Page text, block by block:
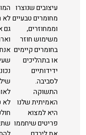
עיצובים שנוצרו
מחומרים טבעיים
וממחוזרים,
משימוש חוזר
בחומרים קיימים
או בתהליכים
ידידותיים
לסביבה.
התשוקה
האמיתית שלנו
היא למצוא
פריטים שיחממו
לא
גם
לא